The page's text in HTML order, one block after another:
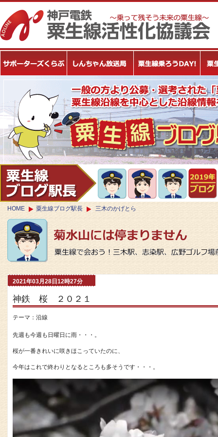
HOME 粟生線ブログ駅長 三木のかげとら
2021年03月28日12時27分
神鉄 桜 ２０２１
テーマ： 沿線
先週も今週も日曜日に雨・・・。
桜が一番きれいに咲きほこっていたのに、
今年はこれで終わりとなるところも多そうです・・・。